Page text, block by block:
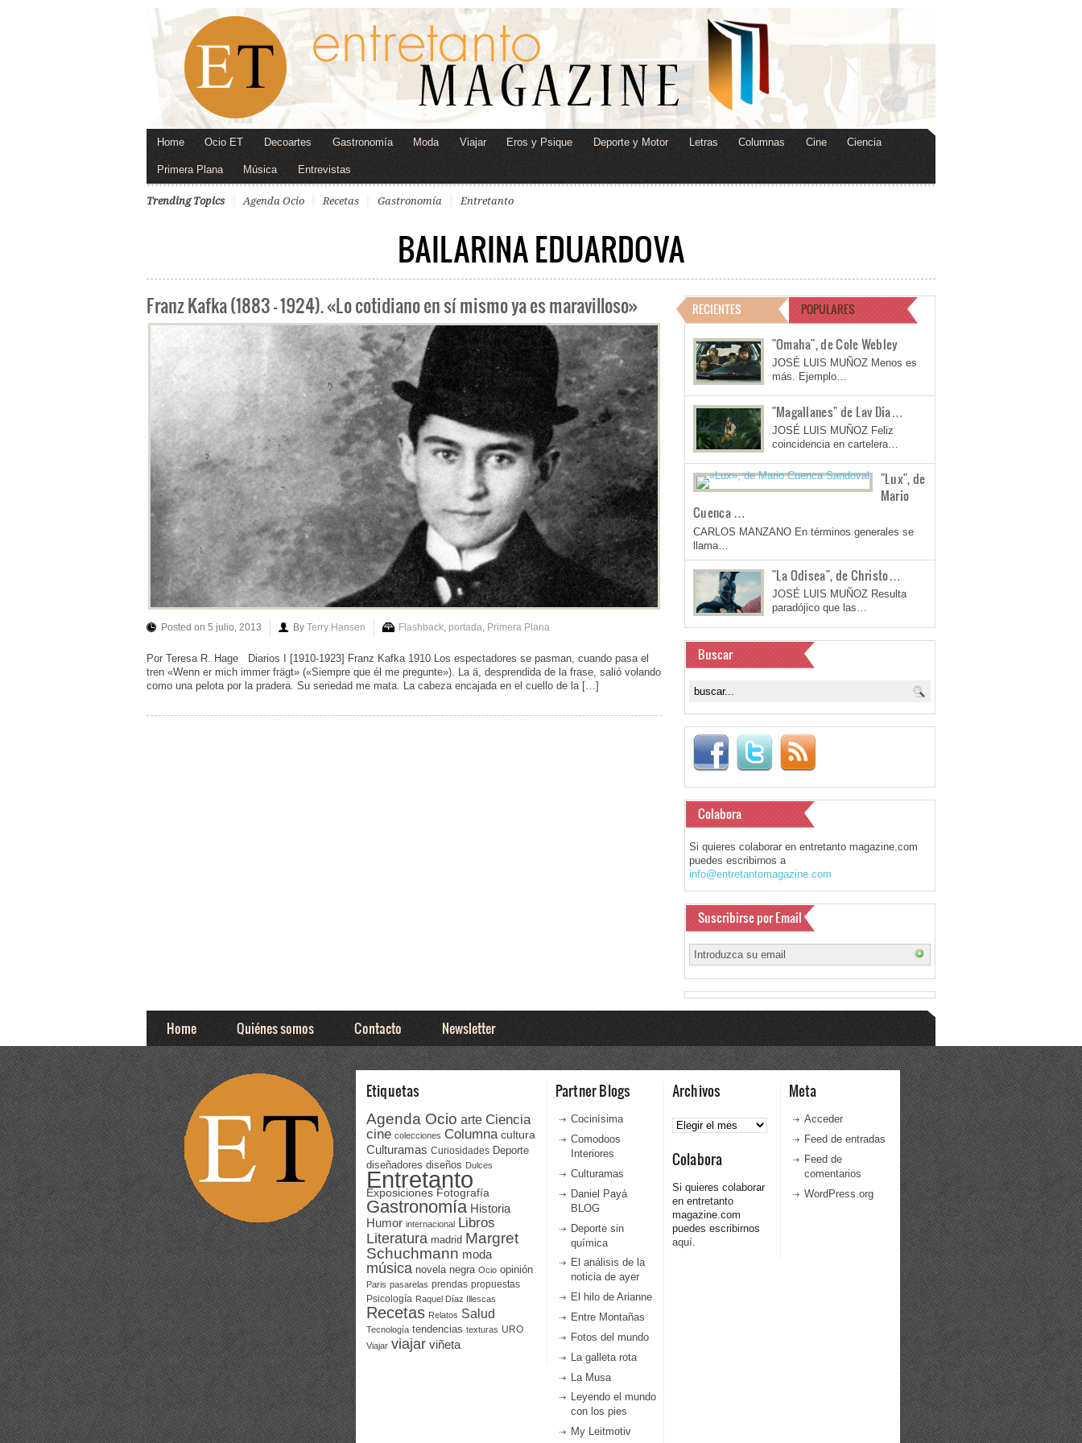
Home Ocio ET Decoartes Gastronomía Moda Viajar Eros y Psique Deporte y Motor Letras Columnas Cine Ciencia
Primera Plana Música Entrevistas
Trending Topics Agenda Ocio Recetas Gastronomía Entretanto
BAILARINA EDUARDOVA
Franz Kafka (1883 – 1924). «Lo cotidiano en sí mismo ya es maravilloso»
Posted on 5 julio, 2013 By Terry Hansen Flashback portada Primera Plana
Por Teresa R. Hage Diarios I [1910-1923] Franz Kafka 1910 Los espectadores se pasman, cuando pasa el
tren «Wenn er mich immer frägt» («Siempre que él me pregunte»). La ä, desprendida de la frase, salió volando
como una pelota por la pradera. Su seriedad me mata. La cabeza encajada en el cuello de la […]
RECIENTES POPULARES
"Omaha", de Cole Webley
JOSÉ LUIS MUÑOZ Menos es
más. Ejemplo…
"Magallanes" de Lav Dia…
JOSÉ LUIS MUÑOZ Feliz
coincidencia en cartelera…
"Lux", de
Mario
Cuenca …
CARLOS MANZANO En términos generales se
llama…
"La Odisea", de Christo…
JOSÉ LUIS MUÑOZ Resulta
paradójico que las…
Buscar
Colabora
Si quieres colaborar en entretanto magazine.com
puedes escribirnos a
info@entretantomagazine.com
Suscribirse por Email
Home Quiénes somos Contacto Newsletter
Etiquetas
Agenda Ocio arte Ciencia
cine colecciones Columna cultura
Culturamas Curiosidades Deporte
diseñadores diseños Dulces
Entretanto
Exposiciones Fotografía
Gastronomía Historia
Humor internacional Libros
Literatura madrid Margret
Schuchmann moda
música novela negra Ocio opinión
Paris pasarelas prendas propuestas
Psicología Raquel Díaz Illescas
Recetas Relatos Salud
Tecnología tendencias texturas URO
Viajar viajar viñeta
Partner Blogs
Cocinísima
Comodoos
Interiores
Culturamas
Daniel Payá
BLOG
Deporte sin
química
El análisis de la
noticia de ayer
El hilo de Arianne
Entre Montañas
Fotos del mundo
La galleta rota
La Musa
Leyendo el mundo
con los pies
My Leitmotiv
Archivos
Archivos
Colabora
Si quieres colaborar
en entretanto
magazine.com
puedes escribirnos
aquí.
Meta
Acceder
Feed de entradas
Feed de
comentarios
WordPress.org